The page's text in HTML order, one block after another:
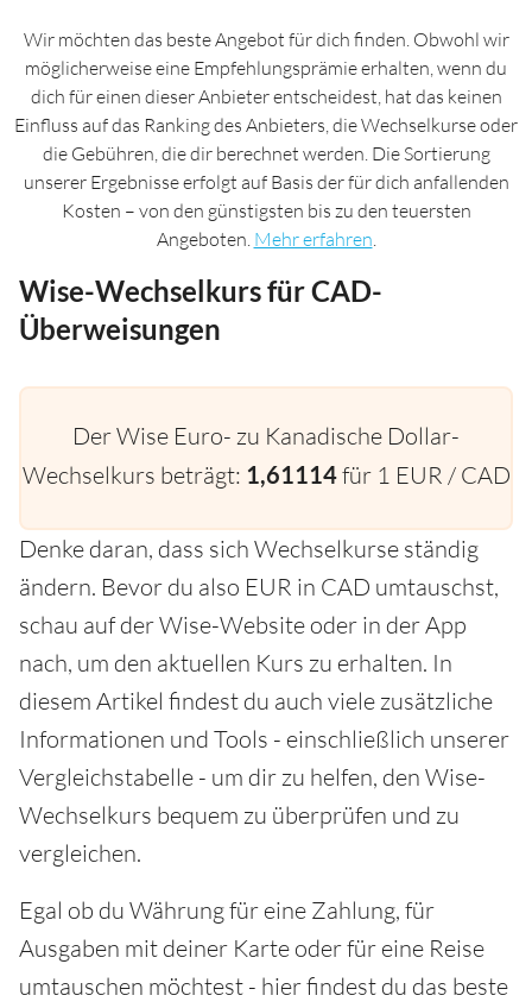
Wir möchten das beste Angebot für dich finden. Obwohl wir
möglicherweise eine Empfehlungsprämie erhalten, wenn du
dich für einen dieser Anbieter entscheidest, hat das keinen
Einfluss auf das Ranking des Anbieters, die Wechselkurse oder
die Gebühren, die dir berechnet werden. Die Sortierung
unserer Ergebnisse erfolgt auf Basis der für dich anfallenden
Kosten – von den günstigsten bis zu den teuersten
Angeboten. Mehr erfahren.
Wise-Wechselkurs für CAD-
Überweisungen
Der Wise Euro- zu Kanadische Dollar-
Wechselkurs beträgt: 1,61114für 1 EUR / CAD
Denke daran, dass sich Wechselkurse ständig
ändern. Bevor du also EUR in CAD umtauschst,
schau auf der Wise-Website oder in der App
nach, um den aktuellen Kurs zu erhalten. In
diesem Artikel findest du auch viele zusätzliche
Informationen und Tools - einschließlich unserer
Vergleichstabelle - um dir zu helfen, den Wise-
Wechselkurs bequem zu überprüfen und zu
vergleichen.
Egal ob du Währung für eine Zahlung, für
Ausgaben mit deiner Karte oder für eine Reise
umtauschen möchtest - hier findest du das beste